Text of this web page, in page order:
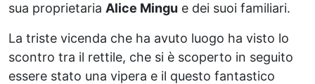
sua proprietaria Alice Mingu e dei suoi familiari.
La triste vicenda che ha avuto luogo ha visto lo
scontro tra il rettile, che si è scoperto in seguito
essere stato una vipera e il questo fantastico